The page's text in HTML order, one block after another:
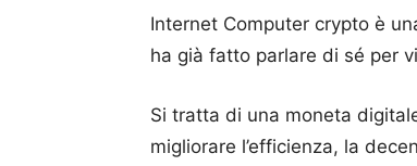
Internet Computer crypto è
ha già fatto parlare di sé per
Si tratta di una moneta
migliorare l’efficienza, la